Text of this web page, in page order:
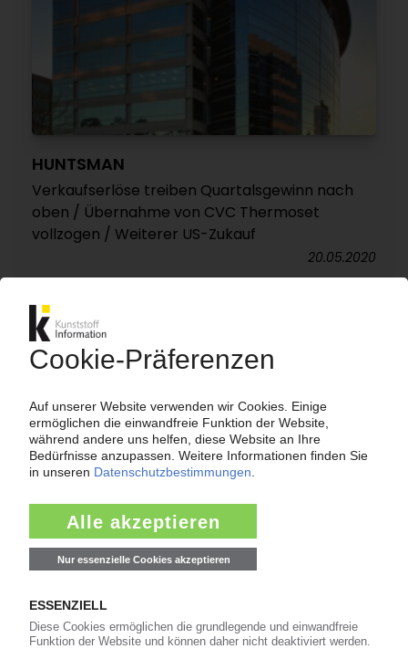
HUNTSMAN
Verkaufserlöse treiben Quartalsgewinn nach
oben / Übernahme von CVC Thermoset
vollzogen / Weiterer US-Zukauf
20.05.2020
HUNTSMAN
Thermoset / Spenden für den Kampf gegen das
Coronavirus